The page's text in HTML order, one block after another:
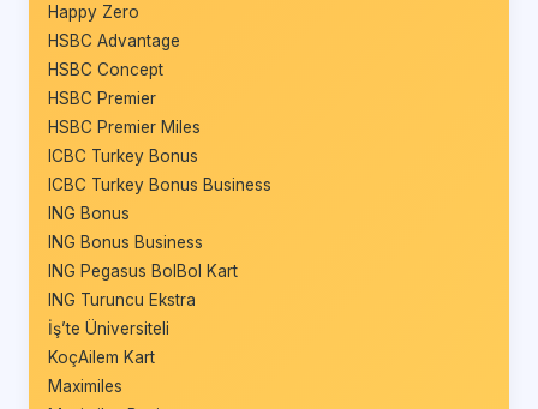
Happy Zero
HSBC Advantage
HSBC Concept
HSBC Premier
HSBC Premier Miles
ICBC Turkey Bonus
ICBC Turkey Bonus Business
ING Bonus
ING Bonus Business
ING Pegasus BolBol Kart
ING Turuncu Ekstra
İş’te Üniversiteli
KoçAilem Kart
Maximiles